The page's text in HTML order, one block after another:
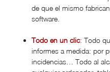
de que el mismo
software.
Todo en un clic: Todo
informes a medida: por
incidencias… Todo al